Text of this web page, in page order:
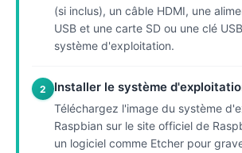
(si inclus), un câble HDMI, une
USB et une carte SD ou une clé
système d'exploitation.
2 Installer le système
Téléchargez l'image du système
Raspbian sur le site officiel de
un logiciel comme Etcher pour